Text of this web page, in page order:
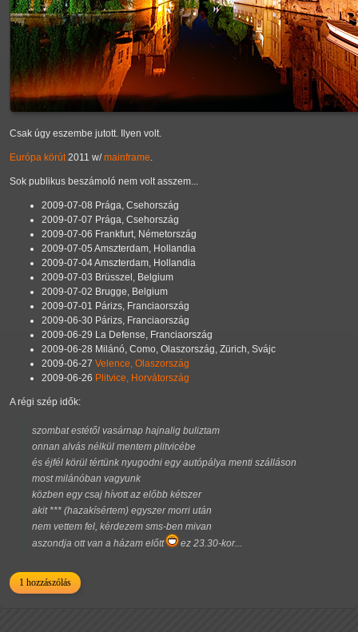
Csak úgy eszembe jutott. Ilyen volt.
Európa körút2011 w/mainframe.
Sok publikus beszámoló nem volt asszem...
2009-07-08 Prága, Csehország
2009-07-07 Prága, Csehország
2009-07-06 Frankfurt, Németország
2009-07-05 Amszterdam, Hollandia
2009-07-04 Amszterdam, Hollandia
2009-07-03 Brüsszel, Belgium
2009-07-02 Brugge, Belgium
2009-07-01 Párizs, Franciaország
2009-06-30 Párizs, Franciaország
2009-06-29 La Defense, Franciaország
2009-06-28 Milánó, Como, Olaszország, Zürich, Svájc
2009-06-27 Velence, Olaszország
2009-06-26 Plitvice, Horvátország
A régi szép idők:
szombat estétől vasárnap hajnalig buliztam
onnan alvás nélkül mentem plitvicébe
és éjfél körül tértünk nyugodni egy autópálya menti szálláson
most milánóban vagyunk
közben egy csaj hívott az előbb kétszer
akit *** (hazakísértem) egyszer morri után
nem vettem fel, kérdezem sms-ben mivan
aszondja ott van a házam előtt
ez 23.30-kor...
1 hozzászólás